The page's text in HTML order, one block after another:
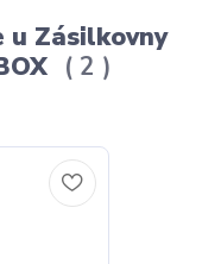
u Zásilkovny
2